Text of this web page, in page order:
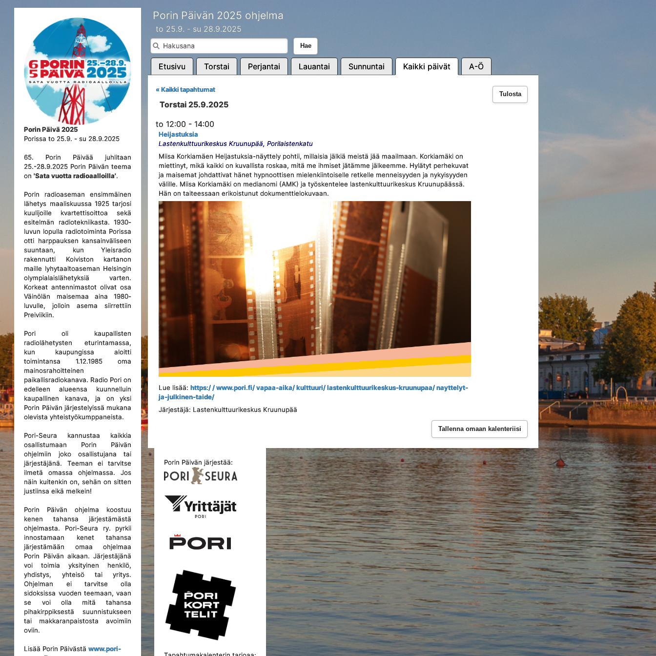
Porin Päivä 2025
Porissa to 25.9. - su 28.9.2025
65. Porin Päivää juhlitaan
25.-28.9.2025 Porin Päivän teema
on'Sata vuotta radioaalloilla'.
Porin radioaseman ensimmäinen
lähetys maaliskuussa 1925 tarjosi
kuulijoille kvartettisoittoa sekä
esitelmän radiotekniikasta. 1930-
luvun lopulla radiotoiminta Porissa
otti harppauksen kansainväliseen
suuntaan, kun Yleisradio
rakennutti Koiviston kartanon
maille lyhytaaltoaseman Helsingin
olympialaislähetyksiä varten.
Korkeat antennimastot olivat osa
Väinölän maisemaa aina 1980-
luvulle, jolloin asema siirrettiin
Preiviikiin.
Pori oli kaupallisten
radiolähetysten eturintamassa,
kun kaupungissa aloitti
toimintansa 1.12.1985 oma
mainosrahoitteinen
paikallisradiokanava. Radio Pori on
edelleen alueensa kuunnelluin
kaupallinen kanava, ja on yksi
Porin Päivän järjestelyissä mukana
olevista yhteistyökumppaneista.
Pori-Seura kannustaa kaikkia
osallistumaan Porin Päivän
ohjelmiin joko osallistujana tai
järjestäjänä. Teeman ei tarvitse
ilmetä omassa ohjelmassa. Jos
näin kuitenkin on, sehän on sitten
justiinsa eikä melkein!
Porin Päivän ohjelma koostuu
kenen tahansa järjestämästä
ohjelmasta. Pori-Seura ry. pyrkii
innostamaan kenet tahansa
järjestämään omaa ohjelmaa
Porin Päivän aikaan. Järjestäjänä
voi toimia yksityinen henkilö,
yhdistys, yhteisö tai yritys.
Ohjelman ei tarvitse olla
sidoksissa vuoden teemaan, vaan
se voi olla mitä tahansa
pihakirppiksestä suunnistukseen
tai makkaranpaistosta avoimiin
oviin.
Lisää Porin Päivästäwww.pori-
Porin Päivän 2025 ohjelma
to 25.9. - su 28.9.2025
Hae
Etusivu Torstai Perjantai Lauantai Sunnuntai Kaikki päivät A-Ö
Tulosta
« Kaikki tapahtumat
Torstai 25.9.2025
to 12:00 - 14:00
Heijastuksia
Lastenkulttuurikeskus Kruunupää, Porilaistenkatu
Miisa Korkiamäen Heijastuksia-näyttely pohtii, millaisia jälkiä meistä jää maailmaan. Korkiamäki on
miettinyt, mikä kaikki on kuvallista roskaa, mitä me ihmiset jätämme jälkeemme. Hylätyt perhekuvat
ja maisemat johdattivat hänet hypnoottisen mielenkiintoiselle retkelle menneisyyden ja nykyisyyden
välille. Miisa Korkiamäki on medianomi (AMK) ja työskentelee lastenkulttuurikeskus Kruunupäässä.
Hän on taiteessaan erikoistunut dokumenttielokuvaan.
Lue lisää:https:/ / www.pori.fi/ vapaa-aika/ kulttuuri/ lastenkulttuurikeskus-kruunupaa/ nayttelyt-
ja-julkinen-taide/
Järjestäjä: Lastenkulttuurikeskus Kruunupää
Tallenna omaan kalenteriisi
Porin Päivän järjestää: